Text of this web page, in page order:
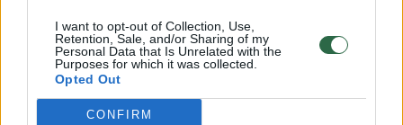
I want to opt-out of Collection, Use,
Retention, Sale, and/or Sharing of my
Personal Data that Is Unrelated with the
Purposes for which it was collected.
Opted Out
CONFIRM
Avarija Vilniuje: į stotelę įsirėžęs automobilis sužalojo
dvi moteris
Žinios | Lietuvos diena